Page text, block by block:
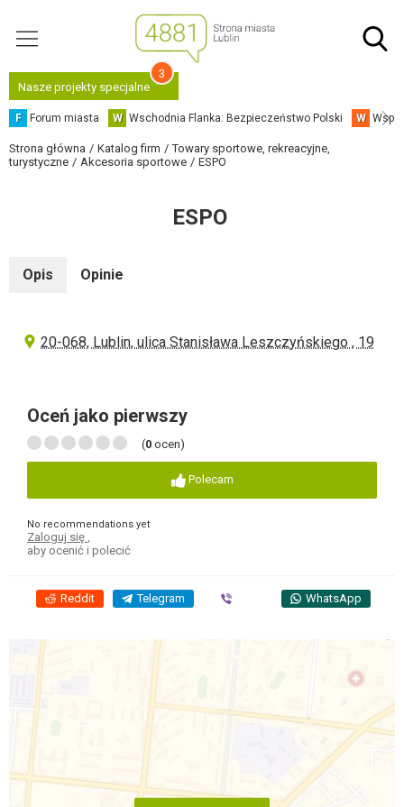
Nasze projekty specjalne
3
F Forum miasta W Wschodnia Flanka: Bezpieczeństwo Polski W
Strona główna Katalog firm
Towary sportowe, rekreacyjne,
turystyczne
Akcesoria sportowe ESPO
ESPO
Opis Opinie
20-068, Lublin, ulica Stanisława Leszczyńskiego , 19
Oceń jako pierwszy
(0 ocen)
Polecam
No recommendations yet
Zaloguj się
aby ocenić i polecić
Reddit Telegram WhatsApp